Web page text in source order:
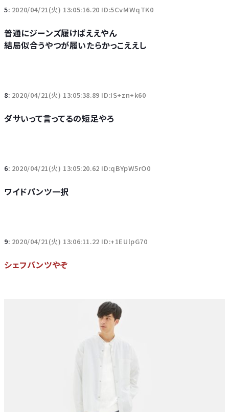
5: 2020/04/21(火) 13:05:16.20 ID:5CvMWqTK0
普通にジーンズ履けばええやん
結局似合うやつが履いたらかっこええし
8: 2020/04/21(火) 13:05:38.89 ID:IS+zn+k60
ダサいって言ってるの短足やろ
6: 2020/04/21(火) 13:05:20.62 ID:qBYpW5rO0
ワイドパンツ一択
9: 2020/04/21(火) 13:06:11.22 ID:+1EUlpG70
シェフパンツやぞ